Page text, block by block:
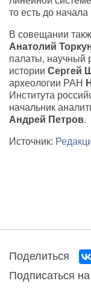
то есть до
В совещании
Анатолий
палаты, научный
истории Сергей
археологии РАН
Института
начальник
Андрей Петров.
Источник:
Поделиться
Подписаться